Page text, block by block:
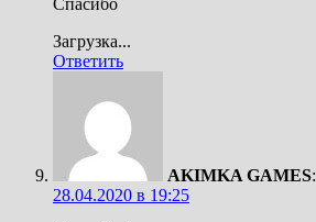
Спасибо
Загрузка...
Ответить
AKIMKA GAMES:
28.04.2020 в 19:25